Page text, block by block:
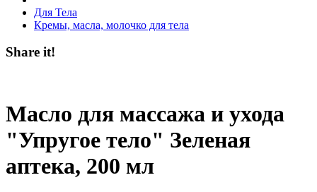
Для Тела
Кремы, масла, молочко для тела
Share it!
Масло для массажа и ухода
"Упругое тело" Зеленая
аптека, 200 мл